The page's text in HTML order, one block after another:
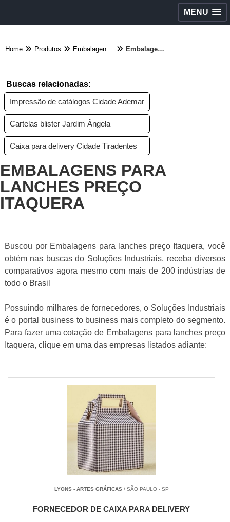
MENU
Home Produtos Embalagens diversas - Categoria Embalagens para lanches preço Itaquera
Buscas relacionadas:
Impressão de catálogos Cidade Ademar
Cartelas blister Jardim Ângela
Caixa para delivery Cidade Tiradentes
EMBALAGENS PARA
LANCHES PREÇO
ITAQUERA
Buscou por Embalagens para lanches preço Itaquera, você
obtém nas buscas do Soluções Industriais, receba diversos
comparativos agora mesmo com mais de 200 indústrias de
todo o Brasil
Possuindo milhares de fornecedores, o Soluções Industriais
é o portal business to business mais completo do segmento.
Para fazer uma cotação de Embalagens para lanches preço
Itaquera, clique em uma das empresas listados adiante:
LYONS - ARTES GRÁFICAS/ SÃO PAULO - SP
FORNECEDOR DE CAIXA PARA DELIVERY